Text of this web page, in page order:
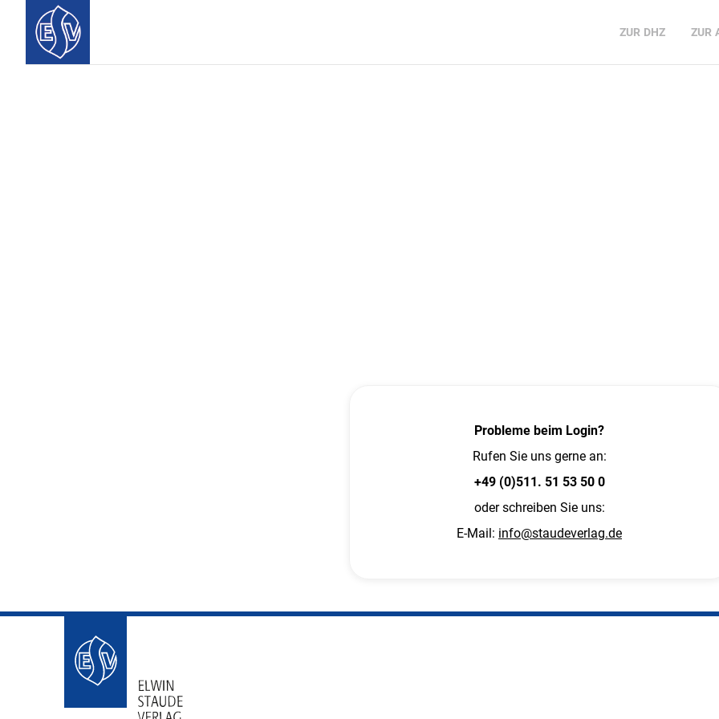
ZUR DHZ ZUR
Probleme beim Login?
Rufen Sie uns gerne an:
+49 (0)511. 51 53 50 0
oder schreiben Sie uns:
E-Mail: info@staudeverlag.de